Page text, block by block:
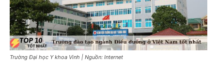
Trường Đại học Y khoa Vinh | Nguồn: Internet